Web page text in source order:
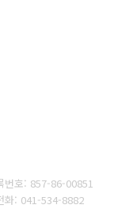
번호: 857-86-00851
화: 041-534-8882